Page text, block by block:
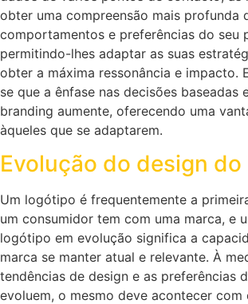
obter uma compreensão mais profunda
comportamentos e preferências do seu
permitindo-lhes adaptar as suas
obter a máxima ressonância e impacto.
se que a ênfase nas decisões baseadas
branding aumente, oferecendo uma
àqueles que se adaptarem.
Evolução do design
Um logótipo é frequentemente a
um consumidor tem com uma marca, e
logótipo em evolução significa a
marca se manter atual e relevante. À
tendências de design e as preferências
evoluem, o mesmo deve acontecer com